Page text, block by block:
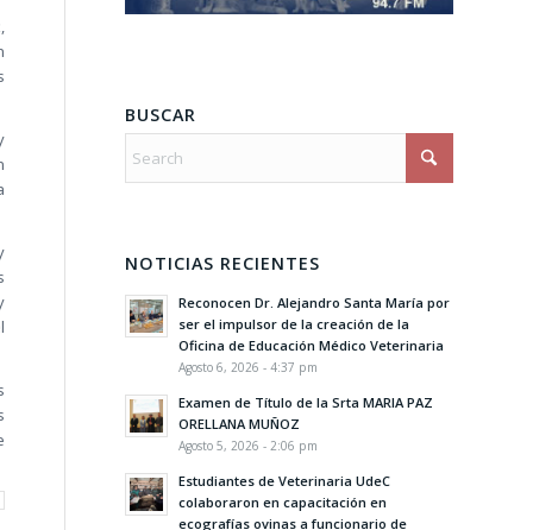
BUSCAR
NOTICIAS RECIENTES
Reconocen Dr. Alejandro Santa María por
ser el impulsor de la creación de la
Oficina de Educación Médico Veterinaria
Agosto 6, 2026 - 4:37 pm
Examen de Título de la Srta MARIA PAZ
ORELLANA MUÑOZ
Agosto 5, 2026 - 2:06 pm
Estudiantes de Veterinaria UdeC
colaboraron en capacitación en
ecografías ovinas a funcionario de